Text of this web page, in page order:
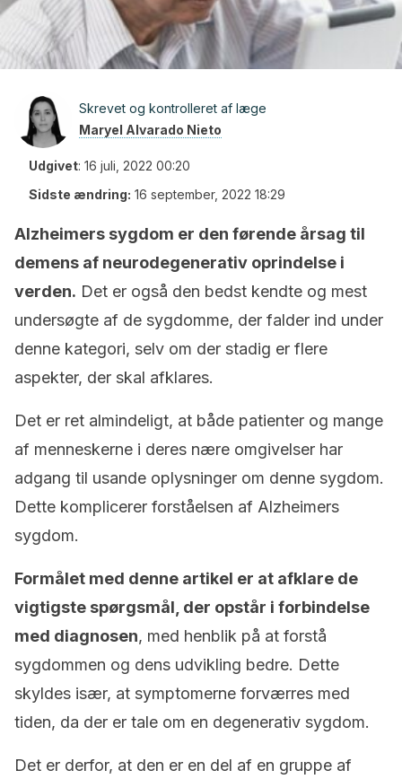
Skrevet og kontrolleret af læge
Maryel Alvarado Nieto
Udgivet: 16 juli, 2022 00:20
Sidste ændring: 16 september, 2022 18:29
Alzheimers sygdom er den førende årsag til
demens af neurodegenerativ oprindelse i
verden. Det er også den bedst kendte og mest
undersøgte af de sygdomme, der falder ind under
denne kategori, selv om der stadig er flere
aspekter, der skal afklares.
Det er ret almindeligt, at både patienter og mange
af menneskerne i deres nære omgivelser har
adgang til usande oplysninger om denne sygdom.
Dette komplicerer forståelsen af Alzheimers
sygdom.
Formålet med denne artikel er at afklare de
vigtigste spørgsmål, der opstår i forbindelse
med diagnosen, med henblik på at forstå
sygdommen og dens udvikling bedre. Dette
skyldes især, at symptomerne forværres med
tiden, da der er tale om en degenerativ sygdom.
Det er derfor, at den er en del af en gruppe af